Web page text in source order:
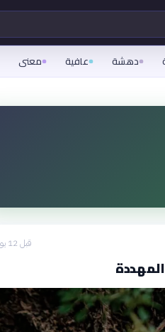
دهشة عافية معنى
قبل 12 يومًا